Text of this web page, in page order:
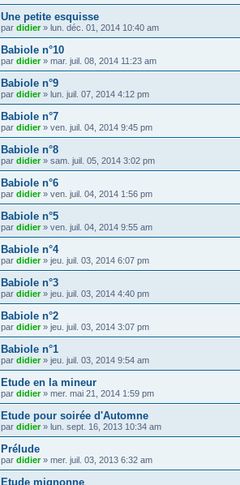
Une petite esquisse
par didier» lun. déc. 01, 2014 10:40 am
Babiole n°10
par didier» mar. juil. 08, 2014 11:23 am
Babiole n°9
par didier» lun. juil. 07, 2014 4:12 pm
Babiole n°7
par didier» ven. juil. 04, 2014 9:45 pm
Babiole n°8
par didier» sam. juil. 05, 2014 3:02 pm
Babiole n°6
par didier» ven. juil. 04, 2014 1:56 pm
Babiole n°5
par didier» ven. juil. 04, 2014 9:55 am
Babiole n°4
par didier» jeu. juil. 03, 2014 6:07 pm
Babiole n°3
par didier» jeu. juil. 03, 2014 4:40 pm
Babiole n°2
par didier» jeu. juil. 03, 2014 3:07 pm
Babiole n°1
par didier» jeu. juil. 03, 2014 9:54 am
Etude en la mineur
par didier» mer. mai 21, 2014 1:59 pm
Etude pour soirée d'Automne
par didier» lun. sept. 16, 2013 10:34 am
Prélude
par didier» mer. juil. 03, 2013 6:32 am
Etude mignonne